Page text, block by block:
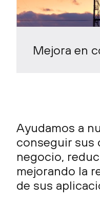
Mejora en
Ayudamos a
conseguir sus
negocio,
mejorando la
de sus